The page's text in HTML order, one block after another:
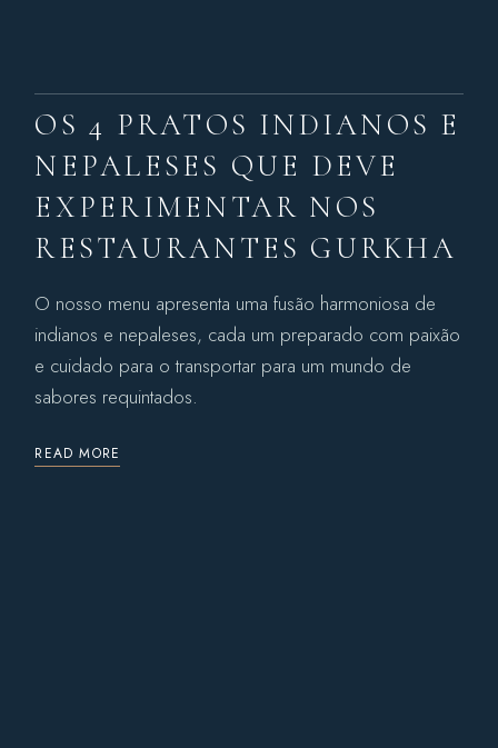
OS 4 PRATOS INDIANOS E
NEPALESES QUE DEVE
EXPERIMENTAR NOS
RESTAURANTES GURKHA
O nosso menu apresenta uma fusão harmoniosa de
indianos e nepaleses, cada um preparado com paixão
e cuidado para o transportar para um mundo de
sabores requintados.
READ MORE